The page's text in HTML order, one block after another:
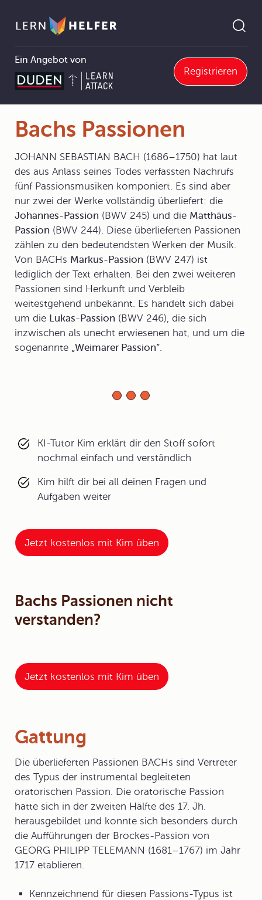
Ein Angebot von
Registrieren
Pfadnavigation
5 Gattungsgeschichte 5.1 Vokalmusik Bachs Passionen
Bachs Passionen
JOHANN SEBASTIAN BACH (1686–1750) hat laut
des aus Anlass seines Todes verfassten Nachrufs
fünf Passionsmusiken komponiert. Es sind aber
nur zwei der Werke vollständig überliefert: die
Johannes-Passion (BWV 245) und die Matthäus-
Passion (BWV 244). Diese überlieferten Passionen
zählen zu den bedeutendsten Werken der Musik.
Von BACHs Markus-Passion (BWV 247) ist
lediglich der Text erhalten. Bei den zwei weiteren
Passionen sind Herkunft und Verbleib
weitestgehend unbekannt. Es handelt sich dabei
um die Lukas-Passion (BWV 246), die sich
inzwischen als unecht erwiesenen hat, und um die
sogenannte „Weimarer Passion“.
KI-Tutor Kim erklärt dir den Stoff sofort
nochmal einfach und verständlich
Kim hilft dir bei all deinen Fragen und
Aufgaben weiter
Jetzt kostenlos mit Kim üben
Bachs Passionen nicht
verstanden?
Jetzt kostenlos mit Kim üben
Gattung
Die überlieferten Passionen BACHs sind Vertreter
des Typus der instrumental begleiteten
oratorischen Passion. Die oratorische Passion
hatte sich in der zweiten Hälfte des 17. Jh.
herausgebildet und konnte sich besonders durch
die Aufführungen der Brockes-Passion von
GEORG PHILIPP TELEMANN (1681–1767) im Jahr
1717 etablieren.
Kennzeichnend für diesen Passions-Typus ist